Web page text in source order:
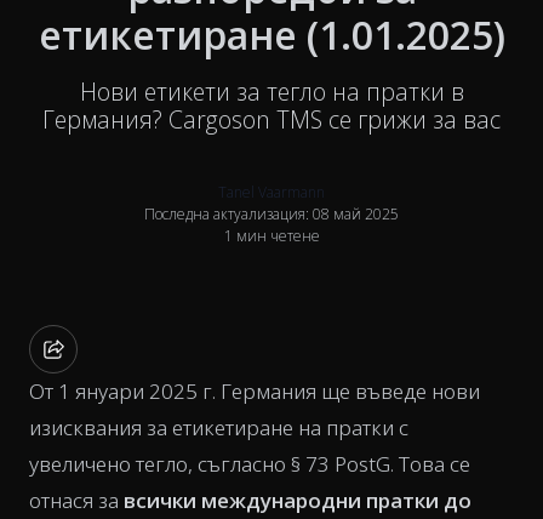
етикетиране (1.01.2025)
Нови етикети за тегло на пратки в
Германия? Cargoson TMS се грижи за вас
Tanel Vaarmann
Последна актуализация: 08 май 2025
1 мин четене
От 1 януари 2025 г. Германия ще въведе нови
изисквания за етикетиране на пратки с
увеличено тегло, съгласно § 73 PostG. Това се
отнася за всички международни пратки до